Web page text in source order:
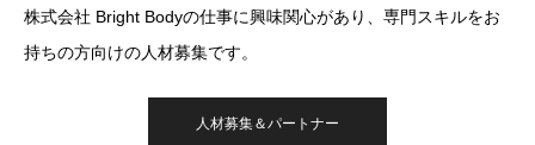
株式会社 Bright Bodyの仕事に興味関心があり、専門スキルをお
持ちの方向けの人材募集です。
人材募集＆パートナー